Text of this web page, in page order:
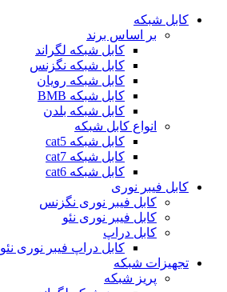
کابل شبکه
بر اساس برند
کابل شبکه لگراند
کابل شبکه نگزنس
کابل شبکه رویان
کابل شبکه ‌BMB
کابل شبکه بلدن
انواع کابل شبکه
کابل شبکه cat5
کابل شبکه cat7
کابل شبکه cat6
کابل فیبر نوری
کابل فیبر نوری نگزنس
کابل فیبر نوری نئو
کابل دراپ
کابل دراپ فیبر نوری نئو
تجهیزات شبکه
پریز شبکه